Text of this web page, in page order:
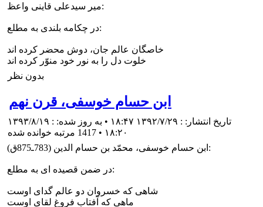
مير سيدعلى قاينى واعظ:
در چكامه بلندى به مطلع:
خاصگان عالم جان، دوش محضر كرده اند
خلوت دل را به نور خود منوّر كرده اند
بدون نظر
ابن حسام خوسفى، قرن نهم
تاریخ انتشار: : ۱۳۹۲/۷/۲۹ ۱۸:۴۷ • به روز شده: : ۱۳۹۳/۸/۱۹
۱۸:۲۰ • 1417 مرتبه خوانده شده
ابن حسام خوسفى، محمّد بن حسام الدين (783ـ875ق):
در ضمن قصيده اى به مطلع:
شاهى كه خسروان دو عالم گداى اوست
ماهى كه آفتاب فروغ لقاى اوست